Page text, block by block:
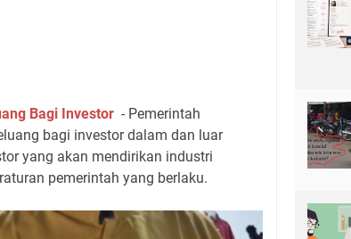
Bagi Investor - Pemerintah
bagi investor dalam dan luar
yang akan mendirikan industri
pemerintah yang berlaku.